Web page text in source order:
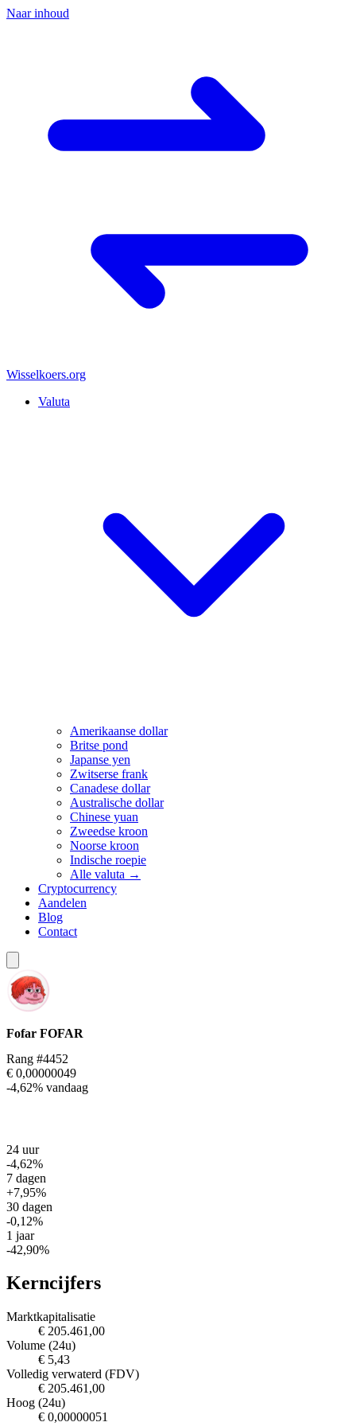
Naar inhoud
Wisselkoers.org
Valuta
Amerikaanse dollar
Britse pond
Japanse yen
Zwitserse frank
Canadese dollar
Australische dollar
Chinese yuan
Zweedse kroon
Noorse kroon
Indische roepie
Alle valuta →
Cryptocurrency
Aandelen
Blog
Contact
Fofar FOFAR
Rang #4452
€ 0,00000049
-4,62% vandaag
24 uur
-4,62%
7 dagen
+7,95%
30 dagen
-0,12%
1 jaar
-42,90%
Kerncijfers
Marktkapitalisatie
€ 205.461,00
Volume (24u)
€ 5,43
Volledig verwaterd (FDV)
€ 205.461,00
Hoog (24u)
€ 0,00000051